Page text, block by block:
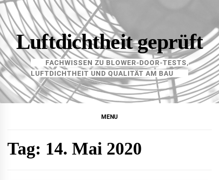
Skip
to
contentLuftdichtheit geprüft
FACHWISSEN ZU BLOWER-DOOR-TESTS,
LUFTDICHTHEIT UND QUALITÄT AM BAU
MENU
Tag: 14. Mai 2020